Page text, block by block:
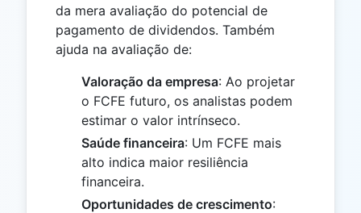
da mera avaliação do potencial de
pagamento de dividendos. Também
ajuda na avaliação de:
Valoração da empresa: Ao projetar
o FCFE futuro, os analistas podem
estimar o valor intrínseco.
Saúde financeira: Um FCFE mais
alto indica maior resiliência
financeira.
Oportunidades de crescimento: